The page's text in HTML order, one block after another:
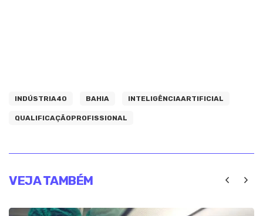
INDÚSTRIA40 BAHIA INTELIGÊNCIAARTIFICIAL
QUALIFICAÇÃOPROFISSIONAL
VEJA TAMBÉM